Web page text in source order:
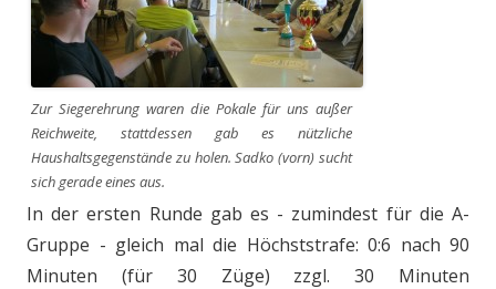
Zur Siegerehrung waren die Pokale für uns außer
Reichweite, stattdessen gab es nützliche
Haushaltsgegenstände zu holen. Sadko (vorn) sucht
sich gerade eines aus.
In der ersten Runde gab es - zumindest für die A-
Gruppe - gleich mal die Höchststrafe: 0:6 nach 90
Minuten (für 30 Züge) zzgl. 30 Minuten